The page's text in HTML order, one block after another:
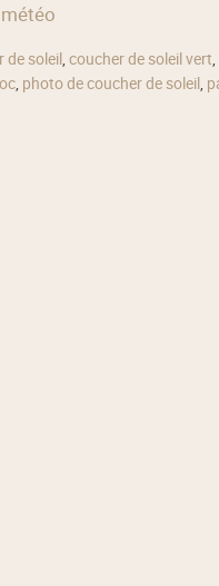
de soleil, coucher de soleil vert,
, photo de coucher de soleil,